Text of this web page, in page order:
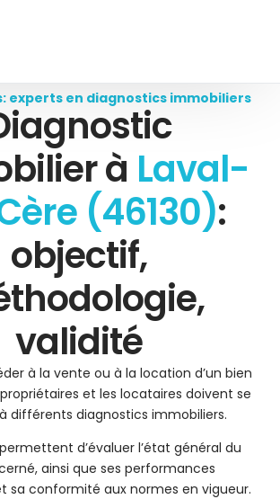
experts en diagnostics immobiliers
à Laval-
(46130):
objectif,
validité
à la vente ou à la location d’un bien
et les locataires doivent se
différents diagnostics immobiliers.
d’évaluer l’état général du
ainsi que ses performances
sa conformité aux normes en vigueur.